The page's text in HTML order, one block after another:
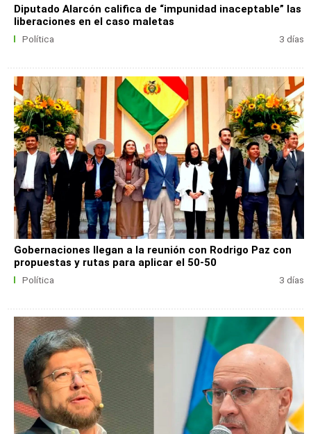
Diputado Alarcón califica de “impunidad inaceptable” las
liberaciones en el caso maletas
Política 3 días
Gobernaciones llegan a la reunión con Rodrigo Paz con
propuestas y rutas para aplicar el 50-50
Política 3 días